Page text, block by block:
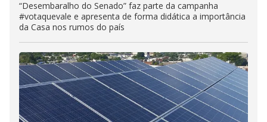
“Desembaralho do Senado” faz parte da campanha
#votaquevale e apresenta de forma didática a importância
da Casa nos rumos do país